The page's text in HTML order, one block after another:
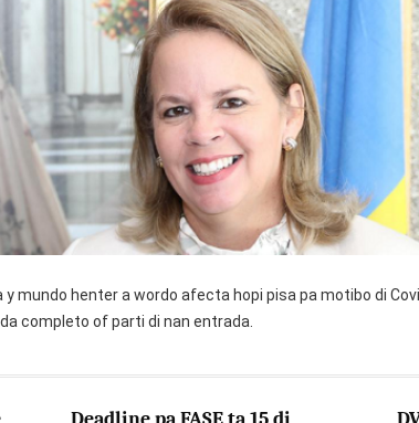
y mundo henter a wordo afecta hopi pisa pa motibo di
completo of parti di nan entrada.